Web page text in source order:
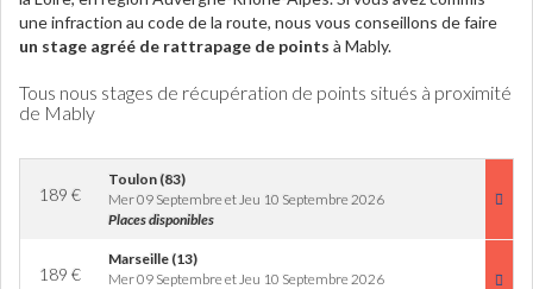
une infraction au code de la route, nous vous conseillons de faire
un stage agréé de rattrapage de points à Mably.
Tous nous stages de récupération de points situés à proximité
de Mably
189 €
Toulon (83)
Mer 09 Septembre et Jeu 10 Septembre 2026
Places disponibles
189 €
Marseille (13)
Mer 09 Septembre et Jeu 10 Septembre 2026